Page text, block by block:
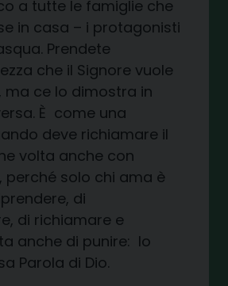
a tutte le famiglie che
in casa – i protagonisti
Prendete
che il Signore vuole
ma ce lo dimostra in
È come una
deve richiamare il
volta anche con
perché solo chi ama è
di
di richiamare e
anche di punire: lo
Parola di Dio.